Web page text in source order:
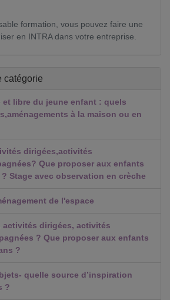
formation, vous pouvez faire une
en INTRA dans votre entreprise.
catégorie
libre du jeune enfant : quels
à la maison ou en
dirigées,activités
Que proposer aux enfants
Stage avec observation en crèche
de l'espace
dirigées, activités
? Que proposer aux enfants
?
quelle source d’inspiration
?